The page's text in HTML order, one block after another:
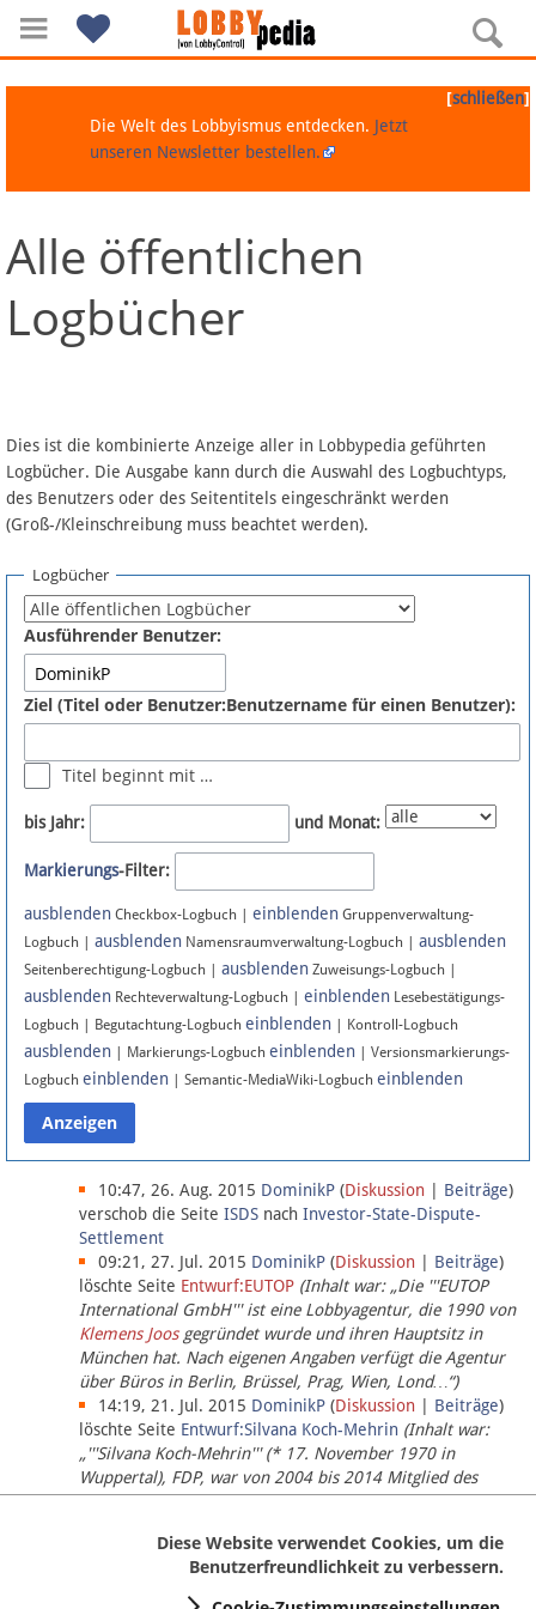
Navigation
Über Lobbypedia
Artikel nach Kategorien
FAQ
Fördermitglied werden
Fehler melden
Newsletter
Bluesky
Facebook
Instagram
Anmelden
Datenschutz
Über Lobbypedia
Impressum
[schließen]
Die Welt des Lobbyismus entdecken. Jetzt
unseren Newsletter bestellen.
Alle öffentlichen
Logbücher
Dies ist die kombinierte Anzeige aller in Lobbypedia geführten
Logbücher. Die Ausgabe kann durch die Auswahl des Logbuchtyps,
des Benutzers oder des Seitentitels eingeschränkt werden
(Groß-/Kleinschreibung muss beachtet werden).
Logbücher
Ausführender Benutzer:
Ziel (Titel oder Benutzer:Benutzername für einen Benutzer):
Titel beginnt mit …
bis Jahr: und Monat:
Markierungs-Filter:
ausblenden Checkbox-Logbuch | einblenden Gruppenverwaltung-
Logbuch | ausblenden Namensraumverwaltung-Logbuch | ausblenden
Seitenberechtigung-Logbuch | ausblenden Zuweisungs-Logbuch |
ausblenden Rechteverwaltung-Logbuch | einblenden Lesebestätigungs-
Logbuch | Begutachtung-Logbuch einblenden | Kontroll-Logbuch
ausblenden | Markierungs-Logbuch einblenden | Versionsmarkierungs-
Logbuch einblenden | Semantic-MediaWiki-Logbuch einblenden
10:47, 26. Aug. 2015 DominikP (Diskussion Beiträge)
verschob die Seite ISDS nach Investor-State-Dispute-
Settlement
09:21, 27. Jul. 2015 DominikP (Diskussion Beiträge)
löschte Seite Entwurf:EUTOP (Inhalt war: „Die '''EUTOP
International GmbH''' ist eine Lobbyagentur, die 1990 von
Klemens Joosgegründet wurde und ihren Hauptsitz in
München hat. Nach eigenen Angaben verfügt die Agentur
über Büros in Berlin, Brüssel, Prag, Wien, Lond…“)
14:19, 21. Jul. 2015 DominikP (Diskussion Beiträge)
löschte Seite Entwurf:Silvana Koch-Mehrin (Inhalt war:
„'''Silvana Koch-Mehrin''' (* 17. November 1970 in
Wuppertal), FDP, war von 2004 bis 2014 Mitglied des
Europäischen Parlaments, seit November 2014 ist sie für
Diese Website verwendet Cookies, um die
Benutzerfreundlichkeit zu verbessern.